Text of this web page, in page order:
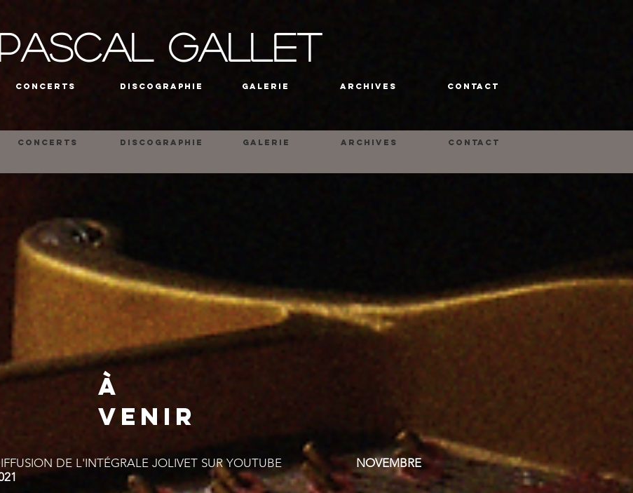
GALLET
CONCERTS DISCOGRAPHIE ARCHIVES
GALERIE CONTACT
CONCERTS DISCOGRAPHIE GALERIE ARCHIVES CONTACT
À
VENIR
DE L'INTÉGRALE JOLIVET SUR YOUTUBE NOVEMBRE